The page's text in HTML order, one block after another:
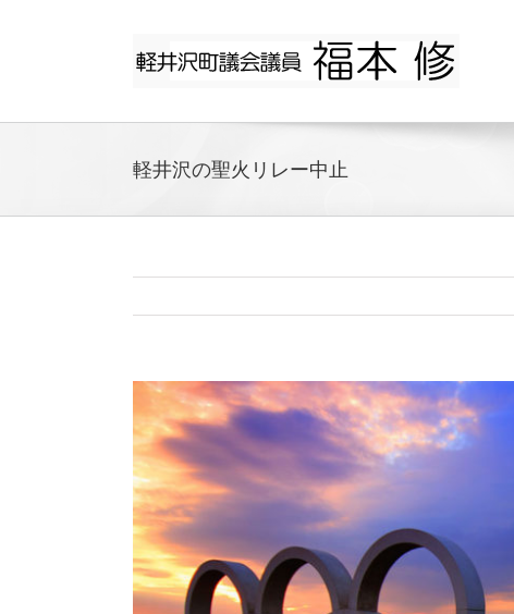
軽井沢の聖火リレー中止
View
Larger
Image